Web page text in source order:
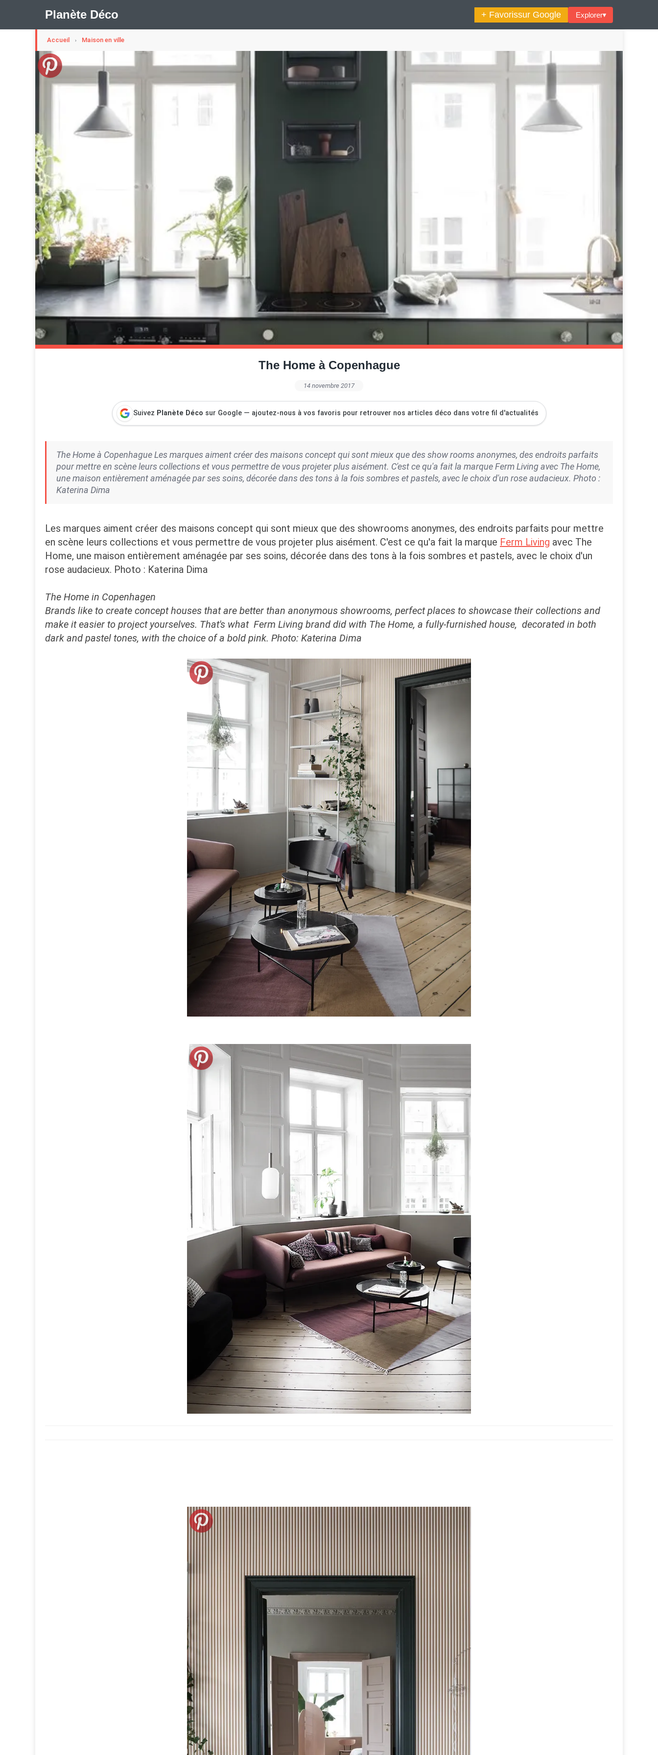
Planète Déco + Favorissur Google Explorer▾
🛍︎ Shop Planète Déco
Méli-Mélo Suédois
Interieurs Scandinaves
Loft
Maison Appartement Écologique
Maison D'hôtes Maison Et Appartement Vintage Petite Surface
Piscine
Question De Style
Renovation
Accueil › Maison en ville
The Home à Copenhague
14 novembre 2017
Suivez Planète Déco sur Google — ajoutez-nous à vos favoris pour retrouver nos articles déco dans votre fil d'actualités
The Home à Copenhague Les marques aiment créer des maisons concept qui sont mieux que des show rooms anonymes, des endroits parfaits
pour mettre en scène leurs collections et vous permettre de vous projeter plus aisément. C'est ce qu'a fait la marque Ferm Living avec The Home,
une maison entièrement aménagée par ses soins, décorée dans des tons à la fois sombres et pastels, avec le choix d'un rose audacieux. Photo :
Katerina Dima
Les marques aiment créer des maisons concept qui sont mieux que des showrooms anonymes, des endroits parfaits pour mettre
en scène leurs collections et vous permettre de vous projeter plus aisément. C'est ce qu'a fait la marque Ferm Living avec The
Home, une maison entièrement aménagée par ses soins, décorée dans des tons à la fois sombres et pastels, avec le choix d'un
rose audacieux. Photo : Katerina Dima
The Home in Copenhagen
Brands like to create concept houses that are better than anonymous showrooms, perfect places to showcase their collections and
make it easier to project yourselves. That's what Ferm Living brand did with The Home, a fully-furnished house, decorated in both
dark and pastel tones, with the choice of a bold pink. Photo: Katerina Dima